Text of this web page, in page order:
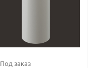
Под заказ